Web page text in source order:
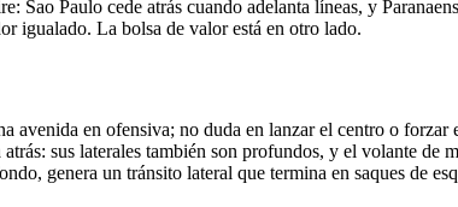
Paulo cede atrás cuando adelanta líneas, y
igualado. La bolsa de valor está en otro lado.
avenida en ofensiva; no duda en lanzar el centro o
sus laterales también son profundos, y el volante de
genera un tránsito lateral que termina en saques de